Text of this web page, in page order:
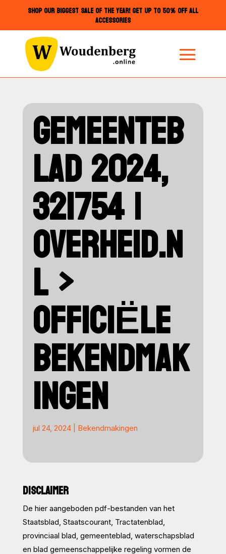
SHOP OUR BIGGEST SALE OF THE YEAR! GET UP TO 50% OFF ALL
ACCESSORIES
GEMEENTEB
LAD 2024,
321754 |
OVERHEID.N
L >
OFFICIËLE
BEKENDMAK
INGEN
jul 24, 2024| Bekendmakingen
DISCLAIMER
De hier aangeboden pdf-bestanden van het
Staatsblad, Staatscourant, Tractatenblad,
provinciaal blad, gemeenteblad, waterschapsblad
en blad gemeenschappelijke regeling vormen de